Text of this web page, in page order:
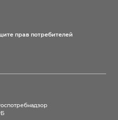
прав потребителей